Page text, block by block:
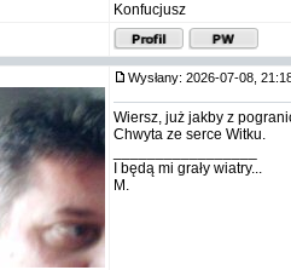
Konfucjusz
Wysłany: 2026-07-08,
Wiersz, już jakby z
Chwyta ze serce Witku.
I będą mi grały wiatry...
M.